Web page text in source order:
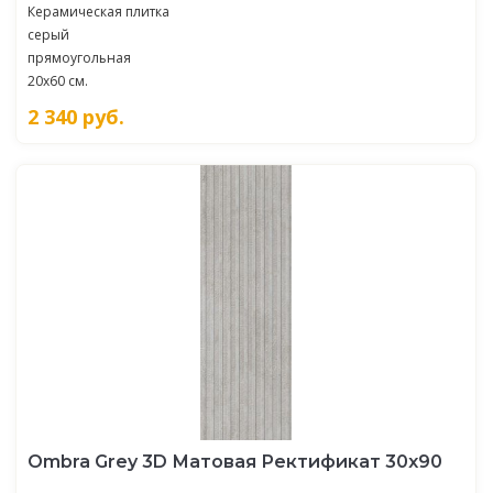
Керамическая плитка
серый
прямоугольная
20x60 см.
2 340 руб.
Ombra Grey 3D Матовая Ректификат 30x90